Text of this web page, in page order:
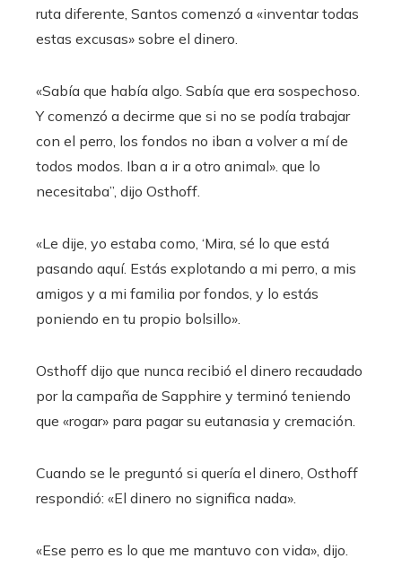
ruta diferente, Santos comenzó a «inventar todas
estas excusas» sobre el dinero.
«Sabía que había algo. Sabía que era sospechoso.
Y comenzó a decirme que si no se podía trabajar
con el perro, los fondos no iban a volver a mí de
todos modos. Iban a ir a otro animal». que lo
necesitaba”, dijo Osthoff.
«Le dije, yo estaba como, ‘Mira, sé lo que está
pasando aquí. Estás explotando a mi perro, a mis
amigos y a mi familia por fondos, y lo estás
poniendo en tu propio bolsillo».
Osthoff dijo que nunca recibió el dinero recaudado
por la campaña de Sapphire y terminó teniendo
que «rogar» para pagar su eutanasia y cremación.
Cuando se le preguntó si quería el dinero, Osthoff
respondió: «El dinero no significa nada».
«Ese perro es lo que me mantuvo con vida», dijo.